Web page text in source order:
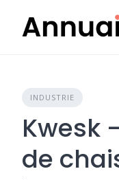
content
INDUSTRIE
Kwesk
de